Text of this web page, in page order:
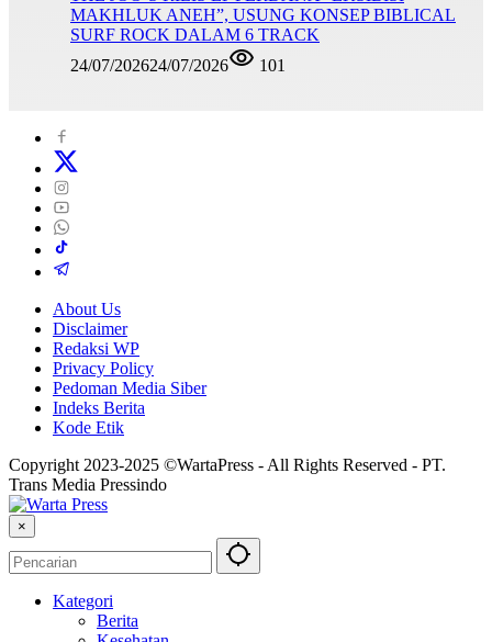
MAKHLUK ANEH”, USUNG KONSEP BIBLICAL
SURF ROCK DALAM 6 TRACK
24/07/202624/07/2026 101
About Us
Disclaimer
Redaksi WP
Privacy Policy
Pedoman Media Siber
Indeks Berita
Kode Etik
Copyright 2023-2025 ©WartaPress - All Rights Reserved - PT.
Trans Media Pressindo
×
Kategori
Berita